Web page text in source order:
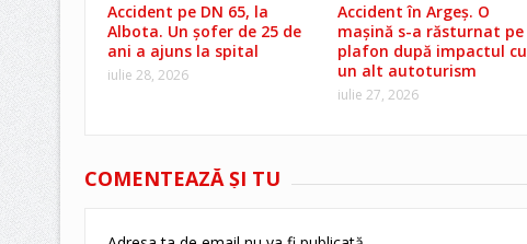
Accident pe DN 65, la
Albota. Un șofer de 25 de
ani a ajuns la spital
iulie 28, 2026
Accident în Argeș. O
mașină s-a răsturnat pe
plafon după impactul cu
un alt autoturism
iulie 27, 2026
COMENTEAZĂ ŞI TU